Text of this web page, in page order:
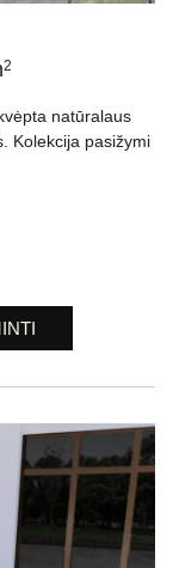
2
natūralaus
Kolekcija pasižymi